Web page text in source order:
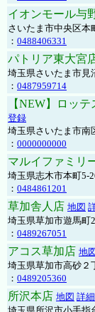
イオンモール与
さいたま市中央区本
： 0488406331
パトリア東大宮
埼玉県さいたま市見
： 0487959714
【NEW】ロッ
登録
埼玉県さいたま市南
： 0000000000
マルイファミリ
埼玉県志木市本町
： 0484861201
草加舎人店 地図
埼玉県草加市遊馬町
： 0489267051
アコス草加店 地図
埼玉県草加市高砂
： 0489205360
所沢本店 地図 詳細